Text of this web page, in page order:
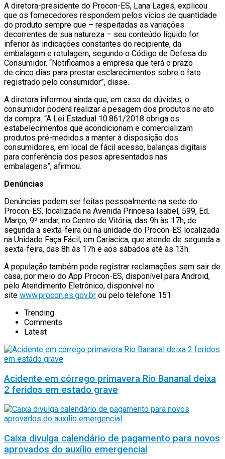
A diretora-presidente do Procon-ES, Lana Lages, explicou
que os fornecedores respondem pelos vícios de quantidade
do produto sempre que – respeitadas as variações
decorrentes de sua natureza – seu conteúdo líquido for
inferior às indicações constantes do recipiente, da
embalagem e rotulagem, segundo o Código de Defesa do
Consumidor. “Notificamos a empresa que terá o prazo
de cinco dias para prestar esclarecimentos sobre o fato
registrado pelo consumidor”, disse.
A diretora informou ainda que, em caso de dúvidas, o
consumidor poderá realizar a pesagem dos produtos no ato
da compra. “A Lei Estadual 10.861/2018 obriga os
estabelecimentos que acondicionam e comercializam
produtos pré-medidos a manter à disposição dos
consumidores, em local de fácil acesso, balanças digitais
para conferência dos pesos apresentados nas
embalagens”, afirmou.
Denúncias
Denúncias podem ser feitas pessoalmente na sede do
Procon-ES, localizada na Avenida Princesa Isabel, 599, Ed.
Março, 9º andar, no Centro de Vitória, das 9h às 17h, de
segunda a sexta-feira ou na unidade do Procon-ES localizada
na Unidade Faça Fácil, em Cariacica, que atende de segunda a
sexta-feira, das 8h às 17h e aos sábados até às 13h.
A população também pode registrar reclamações sem sair de
casa, por meio do App Procon-ES, disponível para Android,
pelo Atendimento Eletrônico, disponível no
site www.procon.es.gov.br ou pelo telefone 151.
Trending
Comments
Latest
Acidente em córrego primavera Rio Bananal deixa
2 feridos em estado grave
Caixa divulga calendário de pagamento para novos
aprovados do auxílio emergencial